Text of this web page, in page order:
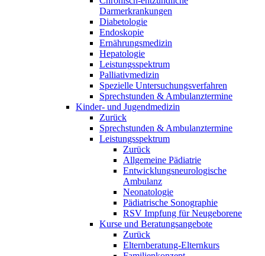
Darmerkrankungen
Diabetologie
Endoskopie
Ernährungsmedizin
Hepatologie
Leistungsspektrum
Palliativmedizin
Spezielle Untersuchungsverfahren
Sprechstunden & Ambulanztermine
Kinder- und Jugendmedizin
Zurück
Sprechstunden & Ambulanztermine
Leistungsspektrum
Zurück
Allgemeine Pädiatrie
Entwicklungsneurologische
Ambulanz
Neonatologie
Pädiatrische Sonographie
RSV Impfung für Neugeborene
Kurse und Beratungsangebote
Zurück
Elternberatung-Elternkurs